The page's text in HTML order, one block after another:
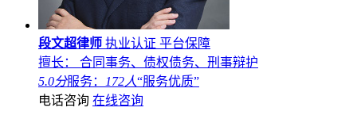
段文超律师 执业认证 平台保障
擅长： 合同事务、债权债务、刑事辩护
5.0分服务： 172人“服务优质”
电话咨询 在线咨询